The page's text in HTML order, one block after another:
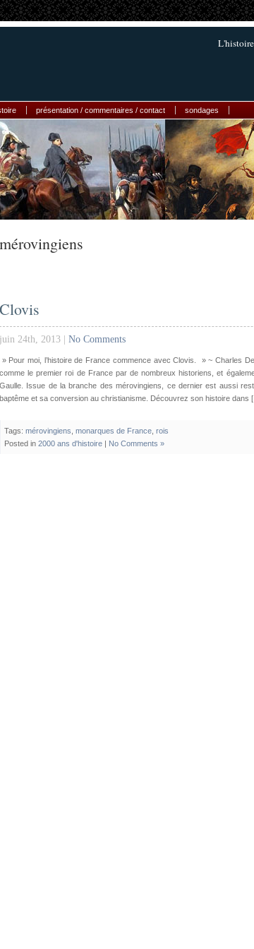
présentation / commentaires / contact sondages
mérovingiens
Clovis
juin 24th, 2013 | No Comments
» Pour moi, l’histoire de France commence avec Clovis. » ~ Charles
comme le premier roi de France par de nombreux historiens, et
Gaulle. Issue de la branche des mérovingiens, ce dernier est aussi
baptême et sa conversion au christianisme. Découvrez son histoire dans
Tags: mérovingiens monarques de France rois
Posted in 2000 ans d'histoire | No Comments »